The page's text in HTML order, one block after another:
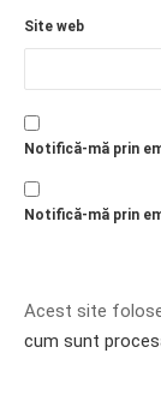
Site web
Notifică-mă prin
Notifică-mă prin
Acest site
cum sunt